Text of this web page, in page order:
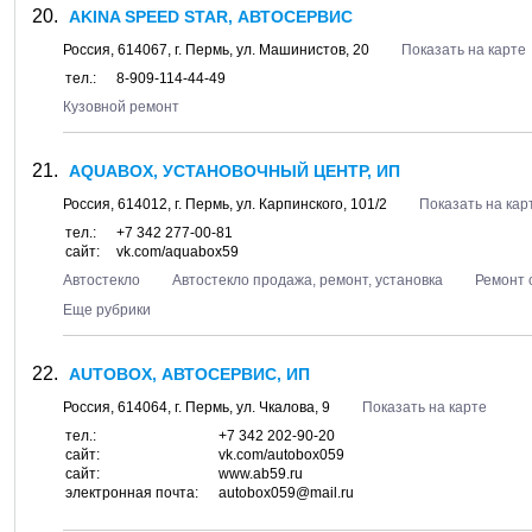
AKINA SPEED STAR, АВТОСЕРВИС
Россия, 614067, г. Пермь, ул. Машинистов, 20
Показать на карте
тел.:
8-909-114-44-49
Кузовной ремонт
AQUABOX, УСТАНОВОЧНЫЙ ЦЕНТР, ИП
Россия, 614012, г. Пермь, ул. Карпинского, 101/2
Показать на
тел.:
+7 342 277-00-81
сайт:
vk.com/aquabox59
Автостекло
Автостекло продажа, ремонт, установка
Ремонт
Еще рубрики
AUTOBOX, АВТОСЕРВИС, ИП
Россия, 614064, г. Пермь, ул. Чкалова, 9
Показать на карте
тел.:
+7 342 202-90-20
сайт:
vk.com/autobox059
сайт:
www.ab59.ru
электронная почта:
autobox059@mail.ru